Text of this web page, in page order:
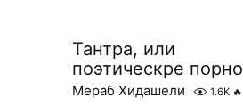
Тантра, или
поэтическре порно
Мераб Хидашели 1.6K 🔥